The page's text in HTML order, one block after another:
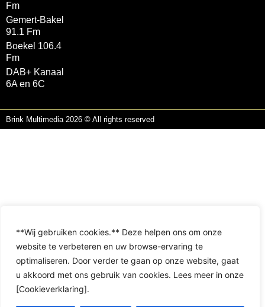
**Wij gebruiken cookies.** Deze helpen ons om onze
website te verbeteren en uw browse-ervaring te
optimaliseren. Door verder te gaan op onze website, gaat
u akkoord met ons gebruik van cookies. Lees meer in onze
[Cookieverklaring].
Fm
Gemert-Bakel
91.1 Fm
Boekel 106.4
Fm
DAB+ Kanaal
6A en 6C
Brink Multimedia 2026 © All rights reserved